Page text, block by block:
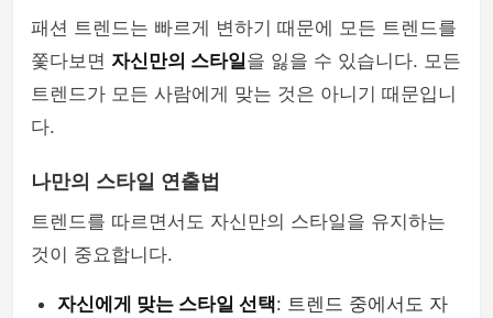
패션 트렌드는 빠르게 변하기 때문에 모든 트렌드를
쫓다보면 자신만의 스타일을 잃을 수 있습니다. 모든
트렌드가 모든 사람에게 맞는 것은 아니기 때문입니
다.
나만의 스타일 연출법
트렌드를 따르면서도 자신만의 스타일을 유지하는
것이 중요합니다.
자신에게 맞는 스타일 선택: 트렌드 중에서도 자